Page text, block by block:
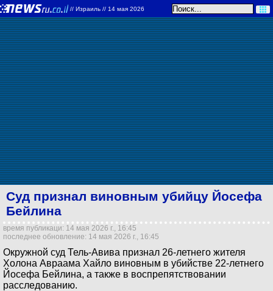
// Израиль // 14 мая 2026
Суд признал виновным убийцу Йосефа
Бейлина
время публикаци: 14 мая 2026 г., 16:45
последнее обновление: 14 мая 2026 г., 16:45
Окружной суд Тель-Авива признал 26-летнего жителя
Холона Авраама Хайло виновным в убийстве 22-летнего
Йосефа Бейлина, а также в воспрепятствовании
расследованию.